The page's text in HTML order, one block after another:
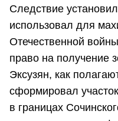
Следствие
использовал для
Отечественной
право на получение
Эксузян, как
сформировал
в границах